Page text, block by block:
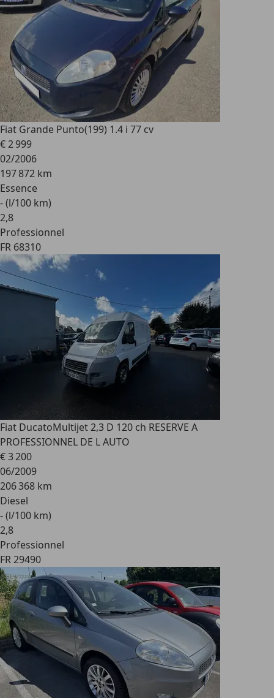
Fiat Grande Punto(199) 1.4 i 77 cv
€ 2 999
02/2006
197 872 km
Essence
- (l/100 km)
2,8
Professionnel
FR 68310
Fiat DucatoMultijet 2,3 D 120 ch RESERVE A
PROFESSIONNEL DE L AUTO
€ 3 200
06/2009
206 368 km
Diesel
- (l/100 km)
2,8
Professionnel
FR 29490